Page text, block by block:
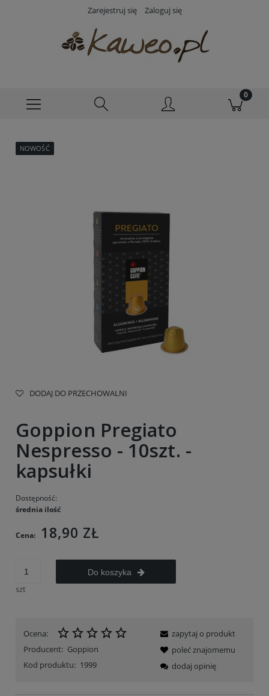
Zarejestruj się Zaloguj się
NOWOŚĆ
DODAJ DO PRZECHOWALNI
Goppion Pregiato
Nespresso - 10szt. -
kapsułki
Dostępność:
średnia ilość
Cena: 18,90 ZŁ
szt
Do koszyka
Ocena:
Producent: Goppion
Kod produktu: 1999
zapytaj o produkt
poleć znajomemu
dodaj opinię